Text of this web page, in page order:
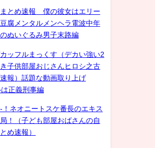
とめ速報 僕の彼女はエリー
腐メンタルメンヘラ電波中年
ぬいぐるみ男子末路編
ッフルまっくす（デカい強い2
子供部屋おじさんヒロシ之古
報）話題な動画取り上げ
正義刑事編
！ネオニートスケ番長のエキス
！（子ども部屋おばさんの自
め速報）